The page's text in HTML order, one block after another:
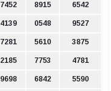
7452 8915 6542
4139 0548 9527
7281 5610 3875
2185 7753 4781
9698 6842 5590